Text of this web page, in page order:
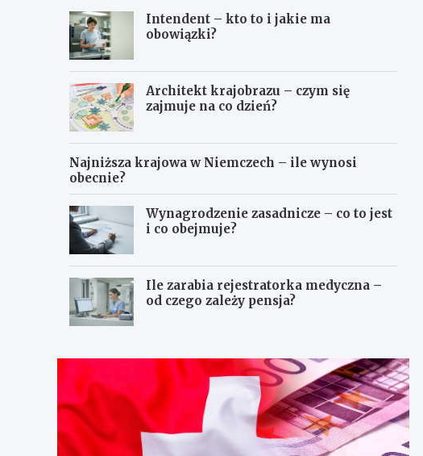
Intendent – kto to i jakie ma
obowiązki?
Architekt krajobrazu – czym się
zajmuje na co dzień?
Najniższa krajowa w Niemczech – ile wynosi
obecnie?
Wynagrodzenie zasadnicze – co to jest
i co obejmuje?
Ile zarabia rejestratorka medyczna –
od czego zależy pensja?